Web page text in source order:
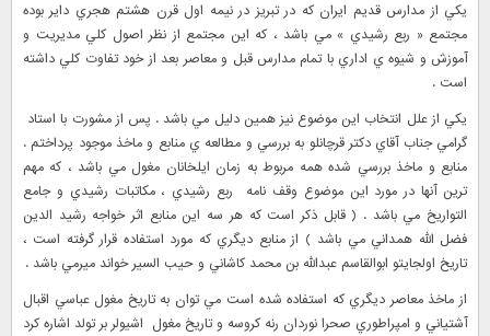
يكي از مدارس قديم ايران كه در تبريز در نيمه اول قرن هشتم هجري داير بوده
مجتمع « ربع رشيدي » مي باشد ، كه اين مجتمع از نظر اصول كلي مديريت و
آموزش و شيوه ي اداري با تمام مدارس قبل و معاصر بعد از خود تفاوت كلي داشته
است .
يكي از علل انتخاب اين موضوع نيز همين دليل مي باشد . پس از مشورت با استاد
گرامي جناب آقاي دكتر قرچانلو به بررسي و مطالعه ي منابع و ماخذ موجود پرداختم .
منابع و ماخذ بررسي شده همه مربوط به زمان ايلخانان مغول مي باشد ، كه مهم
ترين آنها در مورد اين موضوع وقف نامه ربع رشيدي ، مكاتبات رشيدي و جامع
التواريخ مي باشد . ( قابل ذكر است كه هر سه اين منابع اثر خواجه رشيد الدين
فضل الله همداني مي باشد ) از منابع ديگري كه مورد استفاده قرار گرفته است ،
تاريخ اولجايتو ابوالقاسم عبدالله بن محمد كاشاني و حيب السير خواند ميرمي باشد .
از ماخذ معاصر ديگري كه استفاده شده است مي توان به تاريخ مغول عباسي اقبال
آشتياني و امپراطوري صحرا نوردان رنه كروسه و تاريخ مغول اشيولر بر تولد اشاره كرد